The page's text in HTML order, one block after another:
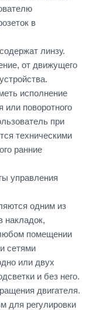
в
линзу.
от движущего
исполнение
или поворотного
при
техническими
ранние
управления
одним из
накладок,
помещении
сетями
или двух
и без него.
двигателя.
для регулировки